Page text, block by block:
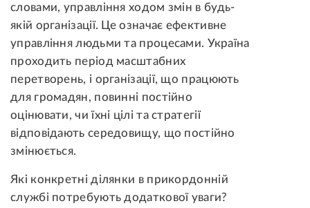
словами, управління ходом змін в будь-
якій організації. Це означає ефективне
управління людьми та процесами. Україна
проходить період масштабних
перетворень, і організації, що працюють
для громадян, повинні постійно
оцінювати, чи їхні цілі та стратегії
відповідають середовищу, що постійно
змінюється.
Які конкретні ділянки в прикордонній
службі потребують додаткової уваги?